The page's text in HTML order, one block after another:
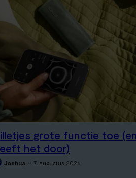
grote functie toe
het door)
Joshua - 7. augustus 2026